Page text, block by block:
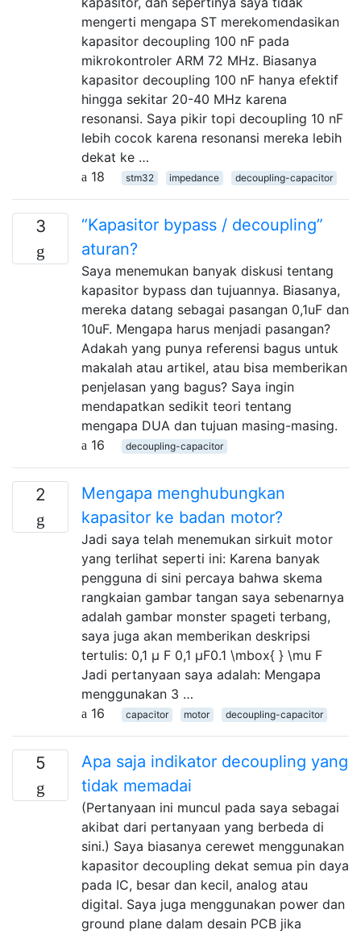
mengerti mengapa ST merekomendasikan
kapasitor decoupling 100 nF pada
mikrokontroler ARM 72 MHz. Biasanya
kapasitor decoupling 100 nF hanya efektif
hingga sekitar 20-40 MHz karena
resonansi. Saya pikir topi decoupling 10 nF
lebih cocok karena resonansi mereka lebih
dekat ke …
18
stm32 impedance decoupling-capacitor
3
“Kapasitor bypass / decoupling”
aturan?
Saya menemukan banyak diskusi tentang
kapasitor bypass dan tujuannya. Biasanya,
mereka datang sebagai pasangan 0,1uF dan
10uF. Mengapa harus menjadi pasangan?
Adakah yang punya referensi bagus untuk
makalah atau artikel, atau bisa memberikan
penjelasan yang bagus? Saya ingin
mendapatkan sedikit teori tentang
mengapa DUA dan tujuan masing-masing.
16
decoupling-capacitor
2
Mengapa menghubungkan
kapasitor ke badan motor?
Jadi saya telah menemukan sirkuit motor
yang terlihat seperti ini: Karena banyak
pengguna di sini percaya bahwa skema
rangkaian gambar tangan saya sebenarnya
adalah gambar monster spageti terbang,
saya juga akan memberikan deskripsi
tertulis: 0,1 μ F 0,1 μF0.1 \mbox{ } \mu F
Jadi pertanyaan saya adalah: Mengapa
menggunakan 3 …
16
capacitor motor decoupling-capacitor
5
Apa saja indikator decoupling yang
tidak memadai
(Pertanyaan ini muncul pada saya sebagai
akibat dari pertanyaan yang berbeda di
sini.) Saya biasanya cerewet menggunakan
kapasitor decoupling dekat semua pin daya
pada IC, besar dan kecil, analog atau
digital. Saya juga menggunakan power dan
ground plane dalam desain PCB jika